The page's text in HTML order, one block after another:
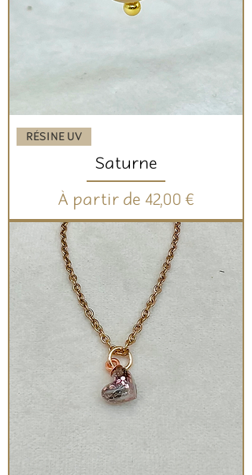
RÉSINE UV
Saturne
À partir de 42,00 €
Prix promotionnel